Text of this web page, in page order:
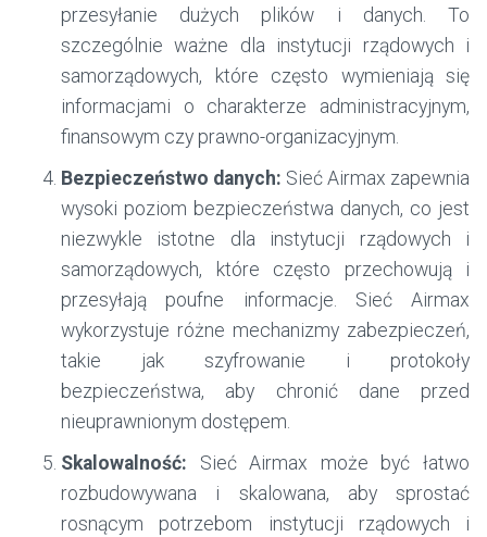
przesyłanie dużych plików i danych. To
szczególnie ważne dla instytucji rządowych i
samorządowych, które często wymieniają się
informacjami o charakterze administracyjnym,
finansowym czy prawno-organizacyjnym.
Bezpieczeństwo danych: Sieć Airmax zapewnia
wysoki poziom bezpieczeństwa danych, co jest
niezwykle istotne dla instytucji rządowych i
samorządowych, które często przechowują i
przesyłają poufne informacje. Sieć Airmax
wykorzystuje różne mechanizmy zabezpieczeń,
takie jak szyfrowanie i protokoły
bezpieczeństwa, aby chronić dane przed
nieuprawnionym dostępem.
Skalowalność: Sieć Airmax może być łatwo
rozbudowywana i skalowana, aby sprostać
rosnącym potrzebom instytucji rządowych i